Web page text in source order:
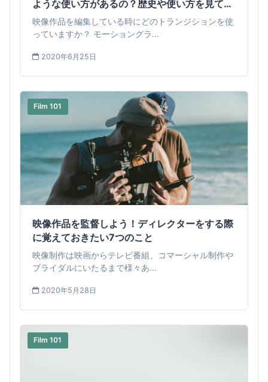
ような使い方があるの？歴史や使い方を見てみ
よう
映像作品を編集している時にどのトランジションを使
っていますか？ モーショングラ...
2020年6月25日
Film 101
映像作品を監督しよう！ディレクターをする際
に覚えておきたい7つのこと
映像制作は映画からテレビ番組、コマーシャル制作や
ブライダルにいたるまで様々あ...
2020年5月28日
Film 101